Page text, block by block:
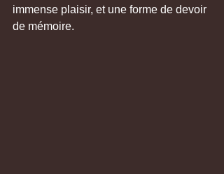
immense plaisir, et une forme de devoir
de mémoire.